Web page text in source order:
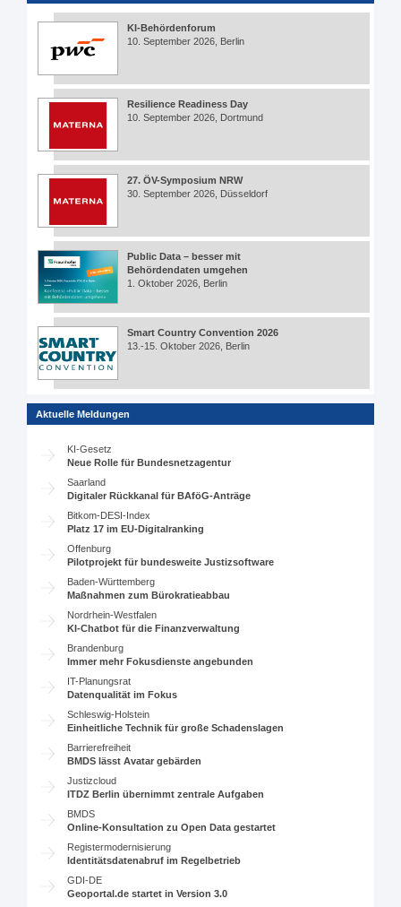
KI-Behördenforum
10. September 2026, Berlin
Resilience Readiness Day
10. September 2026, Dortmund
27. ÖV-Symposium NRW
30. September 2026, Düsseldorf
Public Data – besser mit
Behördendaten umgehen
1. Oktober 2026, Berlin
Smart Country Convention 2026
13.-15. Oktober 2026, Berlin
Aktuelle Meldungen
KI-Gesetz
Neue Rolle für Bundesnetzagentur
Saarland
Digitaler Rückkanal für BAföG-Anträge
Bitkom-DESI-Index
Platz 17 im EU-Digitalranking
Offenburg
Pilotprojekt für bundesweite Justizsoftware
Baden-Württemberg
Maßnahmen zum Bürokratieabbau
Nordrhein-Westfalen
KI-Chatbot für die Finanzverwaltung
Brandenburg
Immer mehr Fokusdienste angebunden
IT-Planungsrat
Datenqualität im Fokus
Schleswig-Holstein
Einheitliche Technik für große Schadenslagen
Barrierefreiheit
BMDS lässt Avatar gebärden
Justizcloud
ITDZ Berlin übernimmt zentrale Aufgaben
BMDS
Online-Konsultation zu Open Data gestartet
Registermodernisierung
Identitätsdatenabruf im Regelbetrieb
GDI-DE
Geoportal.de startet in Version 3.0